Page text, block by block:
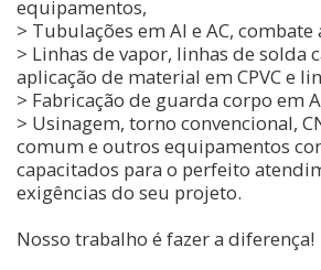
equipamentos,
> Tubulações em AI e AC, combate
> Linhas de vapor, linhas de solda
aplicação de material em CPVC e
> Fabricação de guarda corpo em
> Usinagem, torno convencional,
comum e outros equipamentos
capacitados para o perfeito
exigências do seu projeto.
Nosso trabalho é fazer a diferença!